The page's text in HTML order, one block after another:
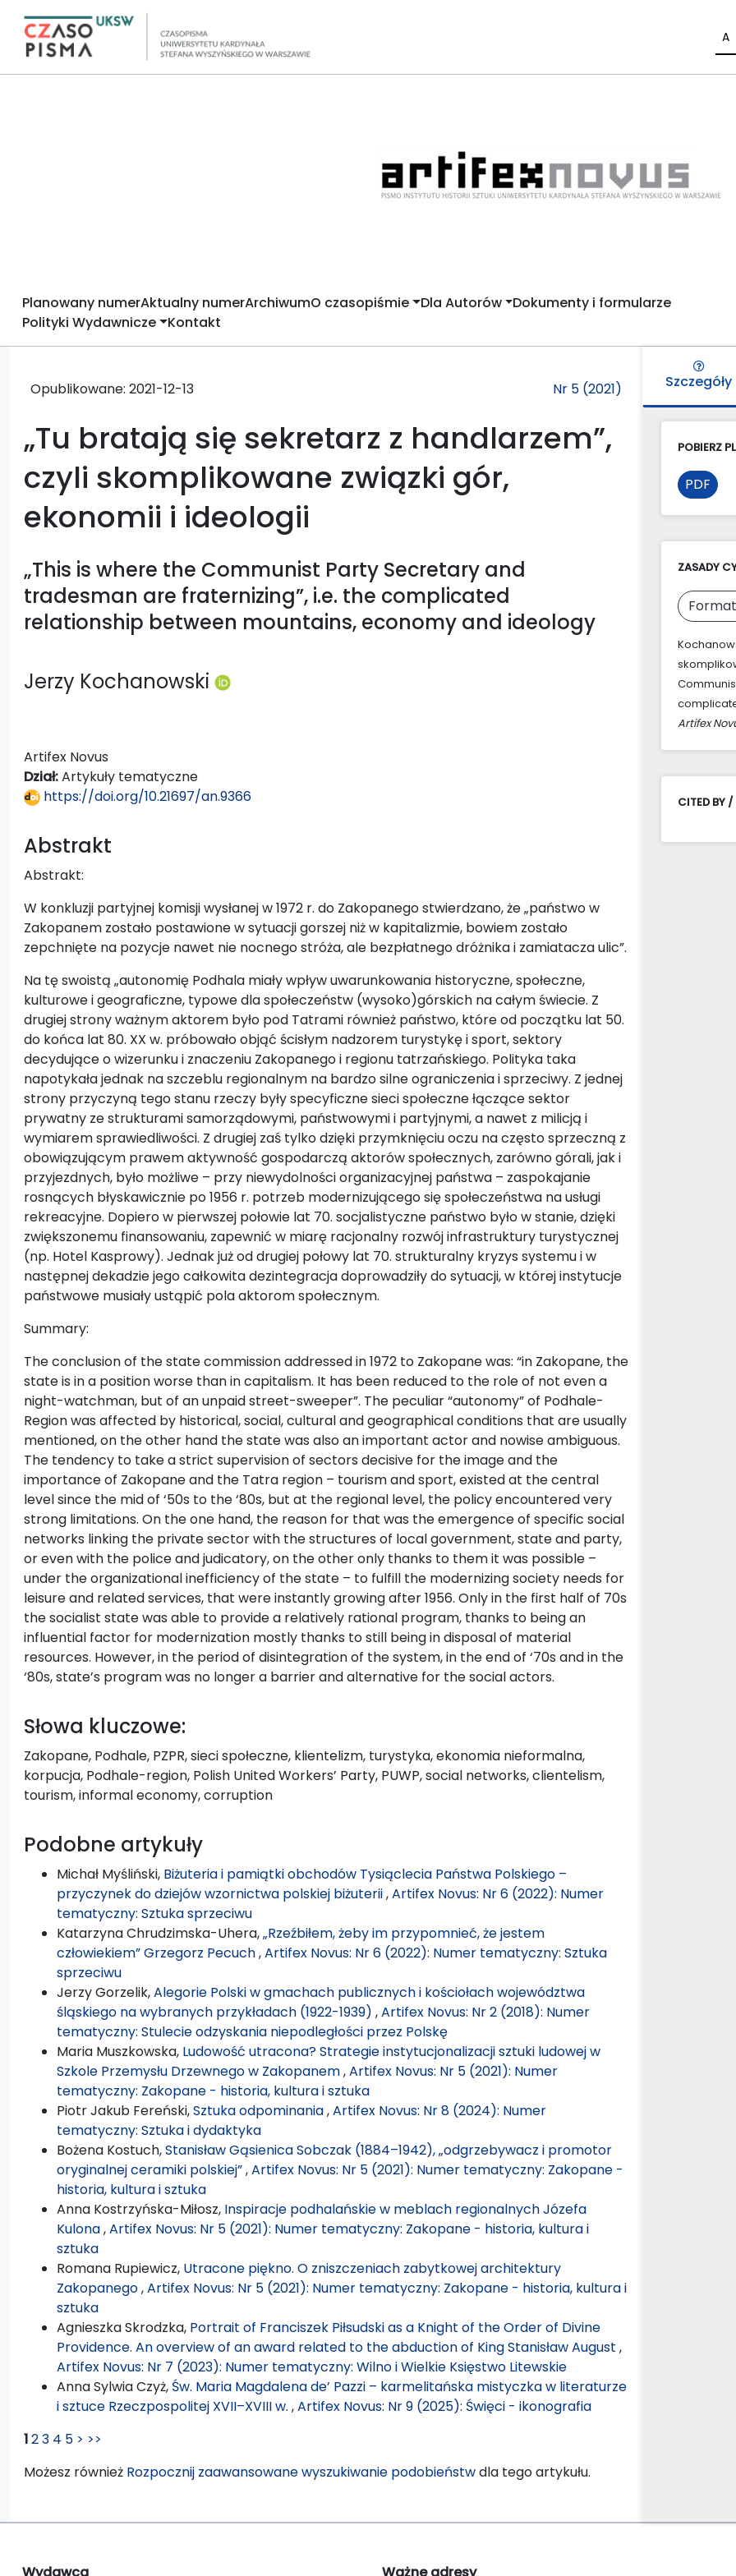
A
Planowany numerAktualny numerArchiwumO czasopiśmie Dla Autorów
Dokumenty i formularze
Polityki Wydawnicze Kontakt
Opublikowane: 2021-12-13 Nr 5 (2021)
„Tu bratają się sekretarz z handlarzem”,
czyli skomplikowane związki gór,
ekonomii i ideologii
„This is where the Communist Party Secretary and
tradesman are fraternizing”, i.e. the complicated
relationship between mountains, economy and ideology
Jerzy Kochanowski
Artifex Novus
Dział:Artykuły tematyczne
https://doi.org/10.21697/an.9366
Abstrakt
Abstrakt:
W konkluzji partyjnej komisji wysłanej w 1972 r. do Zakopanego stwierdzano, że „państwo w
Zakopanem zostało postawione w sytuacji gorszej niż w kapitalizmie, bowiem zostało
zepchnięte na pozycje nawet nie nocnego stróża, ale bezpłatnego dróżnika i zamiatacza ulic”.
Na tę swoistą „autonomię Podhala miały wpływ uwarunkowania historyczne, społeczne,
kulturowe i geograficzne, typowe dla społeczeństw (wysoko)górskich na całym świecie. Z
drugiej strony ważnym aktorem było pod Tatrami również państwo, które od początku lat 50.
do końca lat 80. XX w. próbowało objąć ścisłym nadzorem turystykę i sport, sektory
decydujące o wizerunku i znaczeniu Zakopanego i regionu tatrzańskiego. Polityka taka
napotykała jednak na szczeblu regionalnym na bardzo silne ograniczenia i sprzeciwy. Z jednej
strony przyczyną tego stanu rzeczy były specyficzne sieci społeczne łączące sektor
prywatny ze strukturami samorządowymi, państwowymi i partyjnymi, a nawet z milicją i
wymiarem sprawiedliwości. Z drugiej zaś tylko dzięki przymknięciu oczu na często sprzeczną z
obowiązującym prawem aktywność gospodarczą aktorów społecznych, zarówno górali, jak i
przyjezdnych, było możliwe – przy niewydolności organizacyjnej państwa – zaspokajanie
rosnących błyskawicznie po 1956 r. potrzeb modernizującego się społeczeństwa na usługi
rekreacyjne. Dopiero w pierwszej połowie lat 70. socjalistyczne państwo było w stanie, dzięki
zwiększonemu finansowaniu, zapewnić w miarę racjonalny rozwój infrastruktury turystycznej
(np. Hotel Kasprowy). Jednak już od drugiej połowy lat 70. strukturalny kryzys systemu i w
następnej dekadzie jego całkowita dezintegracja doprowadziły do sytuacji, w której instytucje
państwowe musiały ustąpić pola aktorom społecznym.
Summary:
The conclusion of the state commission addressed in 1972 to Zakopane was: “in Zakopane, the
state is in a position worse than in capitalism. It has been reduced to the role of not even a
night-watchman, but of an unpaid street-sweeper”. The peculiar “autonomy” of Podhale-
Region was affected by historical, social, cultural and geographical conditions that are usually
mentioned, on the other hand the state was also an important actor and nowise ambiguous.
The tendency to take a strict supervision of sectors decisive for the image and the
importance of Zakopane and the Tatra region – tourism and sport, existed at the central
level since the mid of ‘50s to the ‘80s, but at the regional level, the policy encountered very
strong limitations. On the one hand, the reason for that was the emergence of specific social
networks linking the private sector with the structures of local government, state and party,
or even with the police and judicatory, on the other only thanks to them it was possible –
under the organizational inefficiency of the state – to fulfill the modernizing society needs for
leisure and related services, that were instantly growing after 1956. Only in the first half of 70s
the socialist state was able to provide a relatively rational program, thanks to being an
influential factor for modernization mostly thanks to still being in disposal of material
resources. However, in the period of disintegration of the system, in the end of ‘70s and in the
‘80s, state’s program was no longer a barrier and alternative for the social actors.
Słowa kluczowe:
Zakopane, Podhale, PZPR, sieci społeczne, klientelizm, turystyka, ekonomia nieformalna,
korpucja, Podhale-region, Polish United Workers’ Party, PUWP, social networks, clientelism,
tourism, informal economy, corruption
Podobne artykuły
Michał Myśliński, Biżuteria i pamiątki obchodów Tysiąclecia Państwa Polskiego –
przyczynek do dziejów wzornictwa polskiej biżuterii,Artifex Novus: Nr 6 (2022): Numer
tematyczny: Sztuka sprzeciwu
Katarzyna Chrudzimska-Uhera,„Rzeźbiłem, żeby im przypomnieć, że jestem
człowiekiem” Grzegorz Pecuch,Artifex Novus: Nr 6 (2022): Numer tematyczny: Sztuka
sprzeciwu
Jerzy Gorzelik,Alegorie Polski w gmachach publicznych i kościołach województwa
śląskiego na wybranych przykładach (1922-1939) ,Artifex Novus: Nr 2 (2018): Numer
tematyczny: Stulecie odzyskania niepodległości przez Polskę
Maria Muszkowska, Ludowość utracona? Strategie instytucjonalizacji sztuki ludowej w
Szkole Przemysłu Drzewnego w Zakopanem,Artifex Novus: Nr 5 (2021): Numer
tematyczny: Zakopane - historia, kultura i sztuka
Piotr Jakub Fereński,Sztuka odpominania,Artifex Novus: Nr 8 (2024): Numer
tematyczny: Sztuka i dydaktyka
Bożena Kostuch,Stanisław Gąsienica Sobczak (1884–1942), „odgrzebywacz i promotor
oryginalnej ceramiki polskiej”,Artifex Novus: Nr 5 (2021): Numer tematyczny: Zakopane -
historia, kultura i sztuka
Anna Kostrzyńska-Miłosz, Inspiracje podhalańskie w meblach regionalnych Józefa
Kulona,Artifex Novus: Nr 5 (2021): Numer tematyczny: Zakopane - historia, kultura i
sztuka
Romana Rupiewicz, Utracone piękno. O zniszczeniach zabytkowej architektury
Zakopanego,Artifex Novus: Nr 5 (2021): Numer tematyczny: Zakopane - historia, kultura i
sztuka
Agnieszka Skrodzka, Portrait of Franciszek Piłsudski as a Knight of the Order of Divine
Providence. An overview of an award related to the abduction of King Stanisław August ,
Artifex Novus: Nr 7 (2023): Numer tematyczny: Wilno i Wielkie Księstwo Litewskie
Anna Sylwia Czyż, Św. Maria Magdalena de’ Pazzi – karmelitańska mistyczka w literaturze
i sztuce Rzeczpospolitej XVII–XVIII w. ,Artifex Novus: Nr 9 (2025): Święci - ikonografia
123 4 5 > >>
Możesz również Rozpocznij zaawansowane wyszukiwanie podobieństwdla tego artykułu.
Szczegóły
POBIERZ
PDF
ZASADY
Artifex
CITED BY /